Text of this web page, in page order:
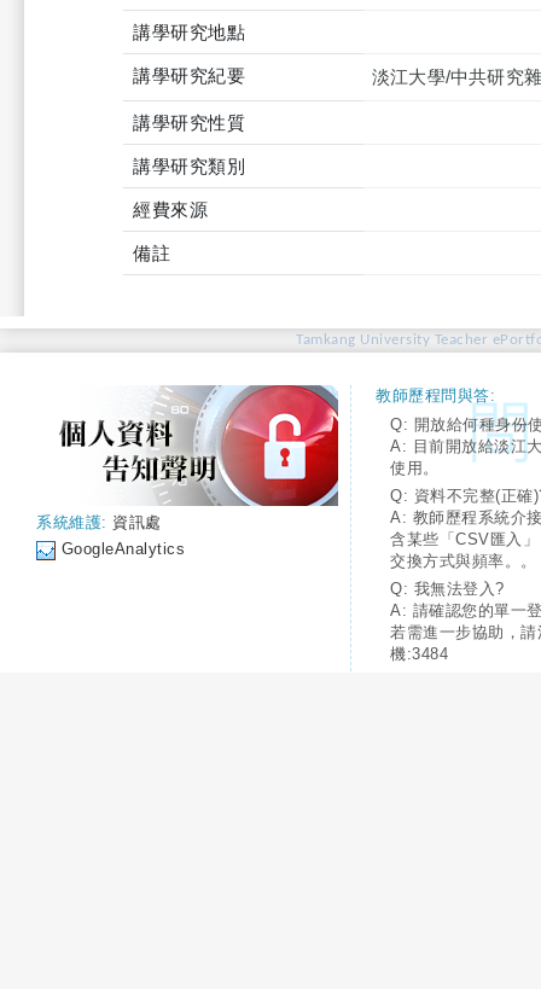
講學研究地點
講學研究紀要 淡江大學/中共研究
講學研究性質
講學研究類別
經費來源
備註
Tamkang University Teacher
系統維護: 資訊處
GoogleAnalytics
教師歷程問與答:
Q: 開放給何種身份
A: 目前開放給淡江
使用。
Q: 資料不完整(正確
A: 教師歷程系統介
含某些「CSV匯入
交換方式與頻率。。
Q: 我無法登入?
A: 請確認您的單一
若需進一步協助，
機:3484